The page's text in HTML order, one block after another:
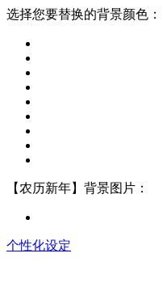
选择您要替换的背景颜色：
【农历新年】背景图片：
个性化设定